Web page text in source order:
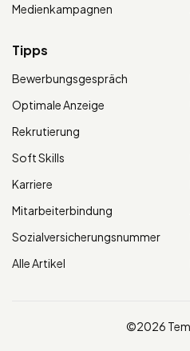
Medienkampagnen
Tipps
Bewerbungsgespräch
Optimale Anzeige
Rekrutierung
Soft Skills
Karriere
Mitarbeiterbindung
Sozialversicherungsnummer
Alle Artikel
©2026